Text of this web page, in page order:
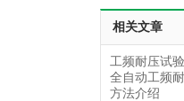
相关文章
工频耐压试
全自动工频
方法介绍